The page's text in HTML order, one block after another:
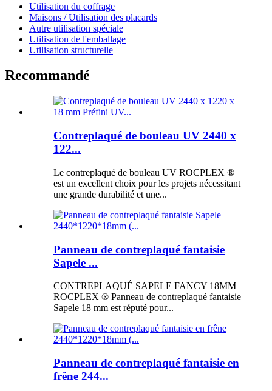
Utilisation du coffrage
Maisons / Utilisation des placards
Autre utilisation spéciale
Utilisation de l'emballage
Utilisation structurelle
Recommandé
Contreplaqué de bouleau UV 2440 x
122...
Le contreplaqué de bouleau UV ROCPLEX ®
est un excellent choix pour les projets nécessitant
une grande durabilité et une...
Panneau de contreplaqué fantaisie
Sapele ...
CONTREPLAQUÉ SAPELE FANCY 18MM
ROCPLEX ® Panneau de contreplaqué fantaisie
Sapele 18 mm est réputé pour...
Panneau de contreplaqué fantaisie en
frêne 244...